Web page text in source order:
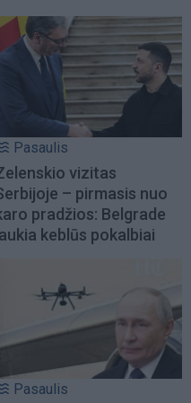
Pasaulis
vizitas
– pirmasis nuo
pradžios: Belgrade
keblūs pokalbiai
Pasaulis